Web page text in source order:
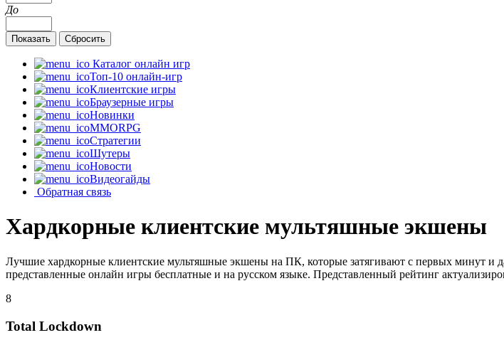
До
Каталог онлайн игр
Топ-10 онлайн-игр
Клиентские игры
Браузерные игры
Новинки
MMORPG
Стратегии
Шутеры
Новости
Видеогайды
Обратная связь
Хардкорные клиентские мультяшные экшены
Лучшие хардкорные клиентские мультяшные экшены на ПК, которые затягивают с первых минут и
представленные онлайн игры бесплатные и на русском языке. Представленный рейтинг
8
Total Lockdown